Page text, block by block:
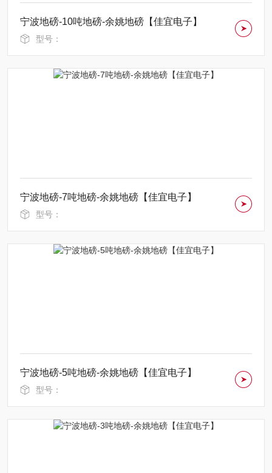
宁波地磅-10吨地磅-余姚地磅【佳宜电子】
型号：
宁波地磅-7吨地磅-余姚地磅【佳宜电子】
型号：
宁波地磅-5吨地磅-余姚地磅【佳宜电子】
型号：